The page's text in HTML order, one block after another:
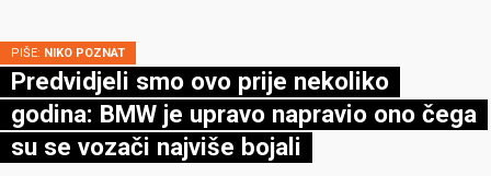
PIŠE: NIKO POZNAT
Predvidjeli smo ovo prije nekoliko
godina: BMW je upravo napravio ono čega
su se vozači najviše bojali